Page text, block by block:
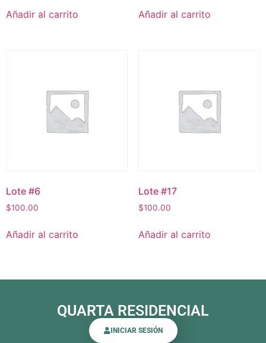
Añadir al carrito Añadir al carrito
Lote #6
$100.00
Añadir al carrito
Lote #17
$100.00
Añadir al carrito
QUARTA RESIDENCIAL
INICIAR SESIÓN